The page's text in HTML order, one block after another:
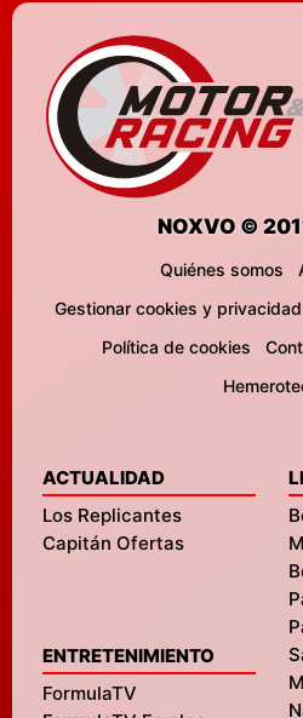
NOXVO ©
Quiénes somos
Gestionar cookies y privacidad
Política de cookies
ACTUALIDAD
Los Replicantes
Capitán Ofertas
ENTRETENIMIENTO
FormulaTV